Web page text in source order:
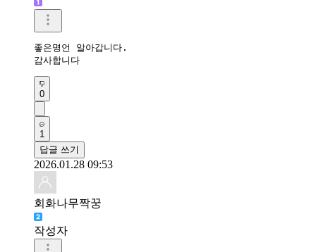
좋은명언 알아갑니다.
감사합니다
0
1
답글 쓰기
2026.01.28 09:53
회화나무짝꿍
작성자